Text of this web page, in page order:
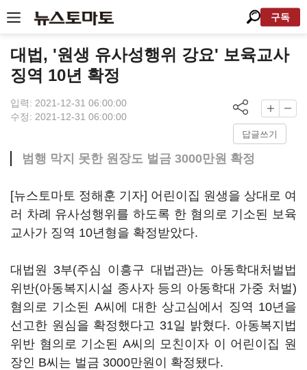
구독
대법, '원생 유사성행위 강요' 보육교사
징역 10년 확정
입력: 2021-12-31 06:00:00
수정: 2021-12-31 06:00:00
답글쓰기
범행 막지 못한 원장도 벌금 3000만원 확정
[뉴스토마토 정해훈 기자] 어린이집 원생을 상대로 여
러 차례 유사성행위를 하도록 한 혐의로 기소된 보육
교사가 징역 10년형을 확정받았다.
대법원 3부(주심 이흥구 대법관)는 아동학대처벌법
위반(아동복지시설 종사자 등의 아동학대 가중 처벌)
혐의로 기소된 A씨에 대한 상고심에서 징역 10년을
선고한 원심을 확정했다고 31일 밝혔다. 아동복지법
위반 혐의로 기소된 A씨의 모친이자 이 어린이집 원
장인 B씨는 벌금 3000만원이 확정됐다.